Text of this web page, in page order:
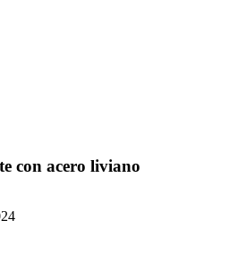
con acero liviano